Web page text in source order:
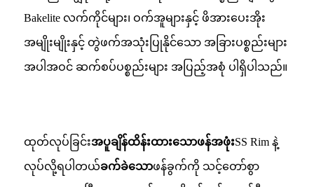
Bakelite လက်ကိုင်များ၊ ဝက်အူများနှင့် ဖိအားပေးအိုး
အမျိုးမျိုးနှင့် တွဲဖက်အသုံးပြုနိုင်သော အခြားပစ္စည်းများ
အပါအဝင် ဆက်စပ်ပစ္စည်းများ အပြည့်အစုံ ပါရှိပါသည်။
ထုတ်လုပ်ခြင်းအပူချိန်ထိန်းထားသောဖန်အဖုံးSS Rim နဲ့
လုပ်လို့ရပါတယ်ခက်ခဲသောဖန်ခွက်ကို သင့်တော်စွာ